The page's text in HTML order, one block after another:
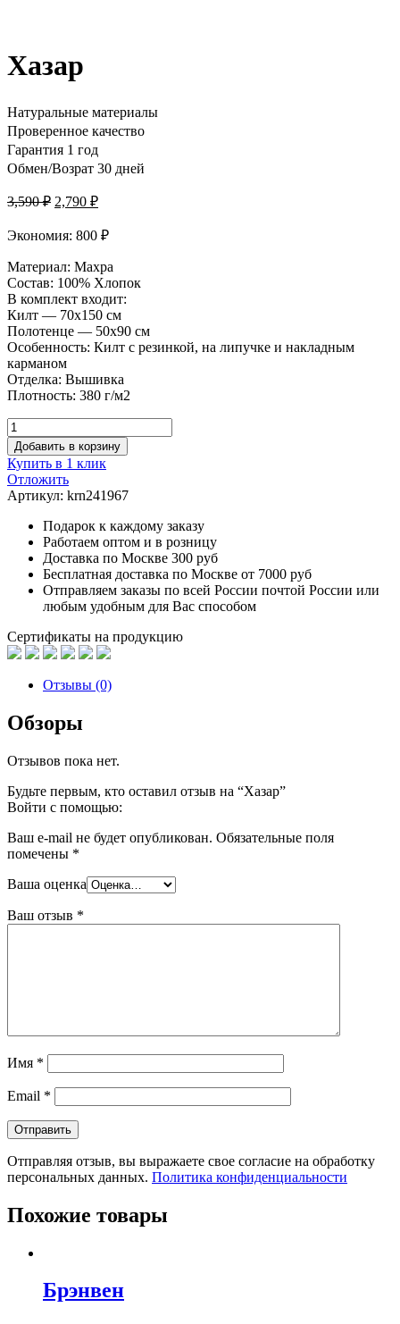
Хазар
Натуральные материалы
Проверенное качество
Гарантия 1 год
Обмен/Возрат 30 дней
3,590₽ 2,790 ₽
Экономия: 800 ₽
Материал: Махра
Состав: 100% Хлопок
В комплект входит:
Килт — 70х150 см
Полотенце — 50х90 см
Особенность: Килт с резинкой, на липучке и накладным
карманом
Отделка: Вышивка
Плотность: 380 г/м2
Добавить в корзину
Купить в 1 клик
Отложить
Артикул: krn241967
Подарок к каждому заказу
Работаем оптом и в розницу
Доставка по Москве 300 руб
Бесплатная доставка по Москве от 7000 руб
Отправляем заказы по всей России почтой России или
любым удобным для Вас способом
Сертификаты на продукцию
Отзывы (0)
Обзоры
Отзывов пока нет.
Будьте первым, кто оставил отзыв на “Хазар”
Войти с помощью:
Ваш e-mail не будет опубликован. Обязательные поля
помечены *
Ваша оценка
Ваш отзыв *
Имя *
Email *
Отправляя отзыв, вы выражаете свое согласие на обработку
персональных данных. Политика конфиденциальности
Похожие товары
Брэнвен